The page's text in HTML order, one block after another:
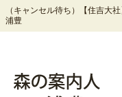
（キャンセル待ち）【住吉大
浦豊